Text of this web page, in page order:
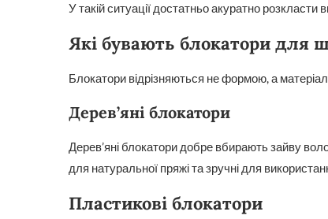
У такій ситуації достатньо акуратно
Які бувають блокатори для
Блокатори відрізняються не формою, а
Дерев’яні блокатори
Дерев’яні блокатори добре вбирають зайву
для натуральної пряжі та зручні для
Пластикові блокатори